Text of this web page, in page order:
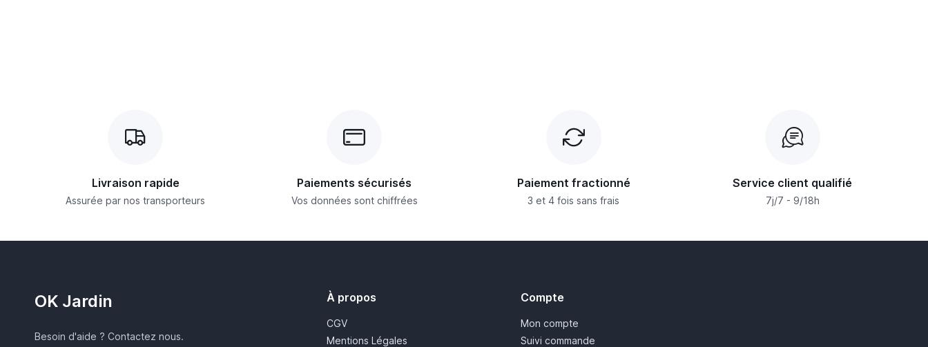
Livraison rapide
Assurée par nos transporteurs
Paiements sécurisés
Vos données sont chiffrées
Paiement fractionné
3 et 4 fois sans frais
Service client qualifié
7j/7 - 9/18h
OK Jardin
Besoin d'aide ? Contactez nous.
À propos
CGV
Mentions Légales
Compte
Mon compte
Suivi commande